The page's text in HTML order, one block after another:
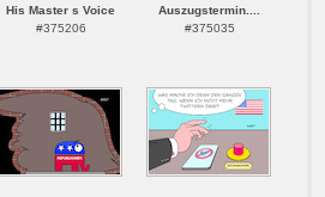
His Master s Voice
#375206
Auszugstermin....
#375035